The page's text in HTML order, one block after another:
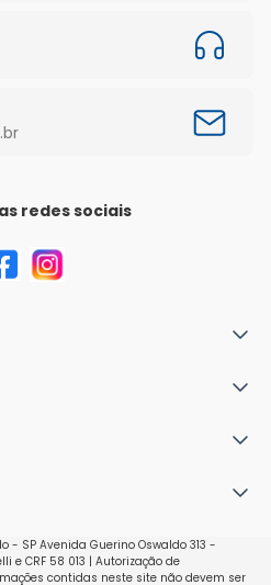
redes sociais
- SP Avenida Guerino Oswaldo 313 -
e CRF 58 013 | Autorização de
contidas neste site não devem ser